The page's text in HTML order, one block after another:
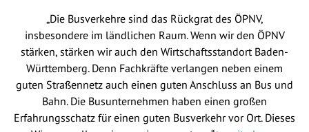
„Die Busverkehre sind das Rückgrat des ÖPNV,
insbesondere im ländlichen Raum. Wenn wir den ÖPNV
stärken, stärken wir auch den Wirtschaftsstandort Baden-
Württemberg. Denn Fachkräfte verlangen neben einem
guten Straßennetz auch einen guten Anschluss an Bus und
Bahn. Die Busunternehmen haben einen großen
Erfahrungsschatz für einen guten Busverkehr vor Ort. Dieses